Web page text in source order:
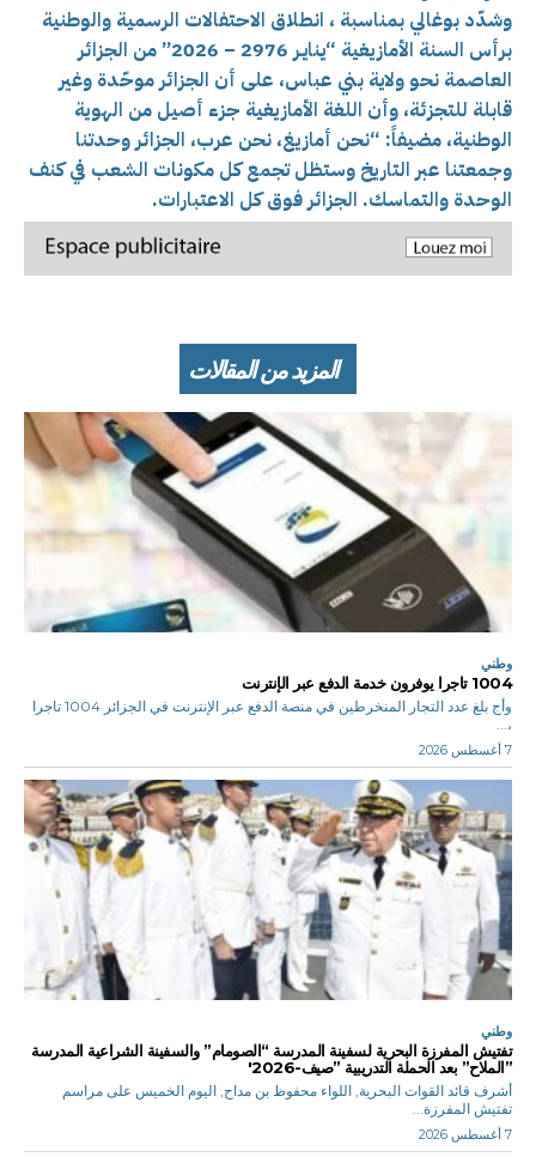
وشدّد بوغالي بمناسبة ، انطلاق الاحتفالات الرسمية والوطنية
برأس السنة الأمازيغية “ينايـر 2976 – 2026” من الجزائر
العاصمة نحو ولاية بني عباس، على أن الجزائر موحّدة وغير
قابلة للتجزئة، وأن اللغة الأمازيغية جزء أصيل من الهوية
الوطنية، مضيفاً: “نحن أمازيغ، نحن عرب، الجزائر وحدتنا
وجمعتنا عبر التاريخ وستظل تجمع كل مكونات الشعب في كنف
الوحدة والتماسك. الجزائر فوق كل الاعتبارات.
المزيد من المقالات
وطني
1004 تاجرا يوفرون خدمة الدفع عبر الإنترنت
وأج بلغ عدد التجار المنخرطين في منصة الدفع عبر الإنترنت في الجزائر 1004 تاجرا
،...
7 أغسطس 2026
وطني
تفتيش المفرزة البحرية لسفينة المدرسة “الصومام” والسفينة الشراعية المدرسة
”الملاح” بعد الحملة التدريبية ”صيف-2026′
أشرف قائد القوات البحرية, اللواء محفوظ بن مداح, اليوم الخميس على مراسم
تفتيش المفرزة...
7 أغسطس 2026